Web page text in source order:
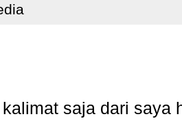
saja dari saya